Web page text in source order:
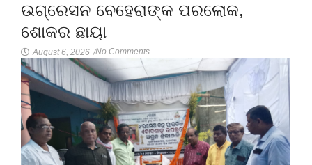
ଉଗ୍ରେସନ ବେହେରାଙ୍କ ପରଲୋକ,
ଶୋକର ଛାୟା
August 6, 2026 /No Comments